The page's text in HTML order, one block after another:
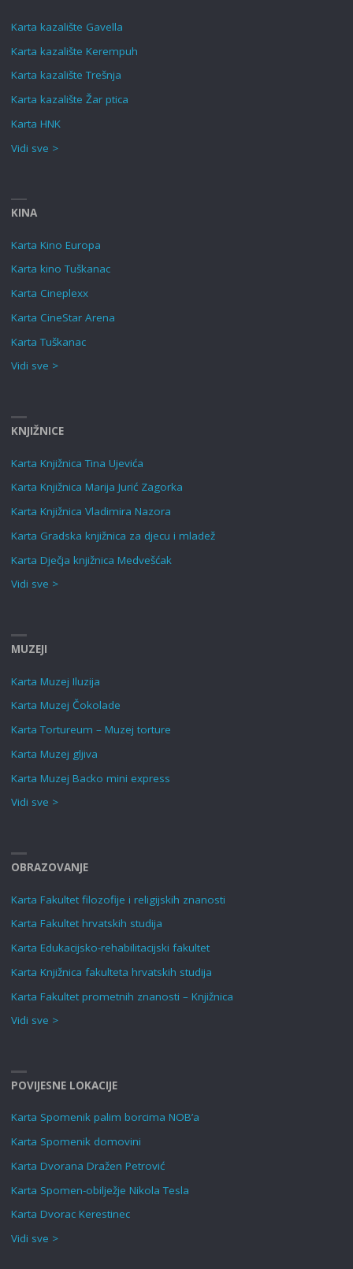
Karta kazalište Gavella
Karta kazalište Kerempuh
Karta kazalište Trešnja
Karta kazalište Žar ptica
Karta HNK
Vidi sve >
KINA
Karta Kino Europa
Karta kino Tuškanac
Karta Cineplexx
Karta CineStar Arena
Karta Tuškanac
Vidi sve >
KNJIŽNICE
Karta Knjižnica Tina Ujevića
Karta Knjižnica Marija Jurić Zagorka
Karta Knjižnica Vladimira Nazora
Karta Gradska knjižnica za djecu i mladež
Karta Dječja knjižnica Medvešćak
Vidi sve >
MUZEJI
Karta Muzej Iluzija
Karta Muzej Čokolade
Karta Tortureum – Muzej torture
Karta Muzej gljiva
Karta Muzej Backo mini express
Vidi sve >
OBRAZOVANJE
Karta Fakultet filozofije i religijskih znanosti
Karta Fakultet hrvatskih studija
Karta Edukacijsko-rehabilitacijski fakultet
Karta Knjižnica fakulteta hrvatskih studija
Karta Fakultet prometnih znanosti – Knjižnica
Vidi sve >
POVIJESNE LOKACIJE
Karta Spomenik palim borcima NOB’a
Karta Spomenik domovini
Karta Dvorana Dražen Petrović
Karta Spomen-obilježje Nikola Tesla
Karta Dvorac Kerestinec
Vidi sve >